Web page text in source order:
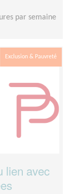
par semaine
Exclusion & Pauvreté
lien avec